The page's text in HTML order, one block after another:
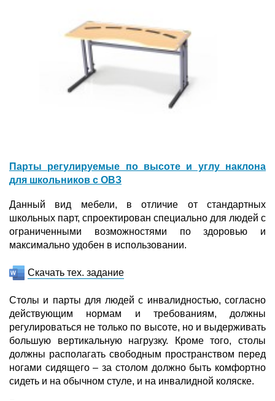
Парты регулируемые по высоте и углу наклона
для школьников с ОВЗ
Данный вид мебели, в отличие от стандартных
школьных парт, спроектирован специально для людей с
ограниченными возможностями по здоровью и
максимально удобен в использовании.
Скачать тех. задание
Столы и парты для людей с инвалидностью, согласно
действующим нормам и требованиям, должны
регулироваться не только по высоте, но и выдерживать
большую вертикальную нагрузку. Кроме того, столы
должны располагать свободным пространством перед
ногами сидящего – за столом должно быть комфортно
сидеть и на обычном стуле, и на инвалидной коляске.